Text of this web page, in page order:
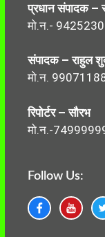
प्रधान संपादक –
मो.न.-
संपादक – राहुल
मो.न.
रिपोर्टर – सौरभ
मो.न.-
Follow Us: